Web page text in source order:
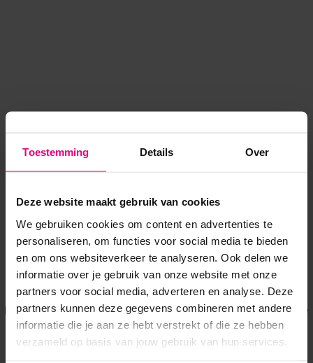
Toestemming Details Over
Deze website maakt gebruik van cookies
We gebruiken cookies om content en advertenties te
personaliseren, om functies voor social media te bieden
en om ons websiteverkeer te analyseren. Ook delen we
informatie over je gebruik van onze website met onze
partners voor social media, adverteren en analyse. Deze
partners kunnen deze gegevens combineren met andere
informatie die je aan ze hebt verstrekt of die ze hebben
verzameld op basis van jouw gebruik van hun services.
Application error: a client-side exception has occurred while
loadingwww.voordeeluitjes.nl (see the browser console for more
information).